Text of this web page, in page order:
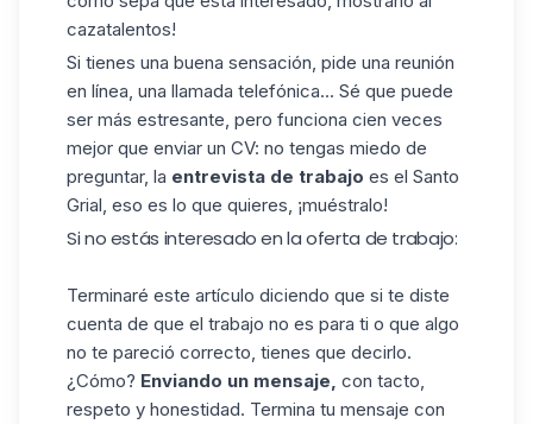
cazatalentos!
Si tienes una buena sensación, pide una reunión
en línea, una llamada telefónica... Sé que puede
ser más estresante, pero funciona cien veces
mejor que enviar un CV: no tengas miedo de
preguntar, la entrevista de trabajo es el Santo
Grial, eso es lo que quieres, ¡muéstralo!
Si no estás interesado en la oferta de trabajo:
Terminaré este artículo diciendo que si te diste
cuenta de que el trabajo no es para ti o que algo
no te pareció correcto, tienes que decirlo.
¿Cómo? Enviando un mensaje, con tacto,
respeto y honestidad. Termina tu mensaje con